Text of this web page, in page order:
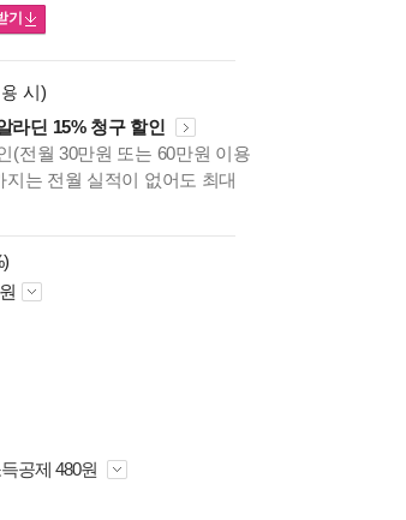
기
시)
라딘 15% 청구 할인
(전월 30만원 또는 60만원 이용
는 전월 실적이 없어도 최대
공제 480원